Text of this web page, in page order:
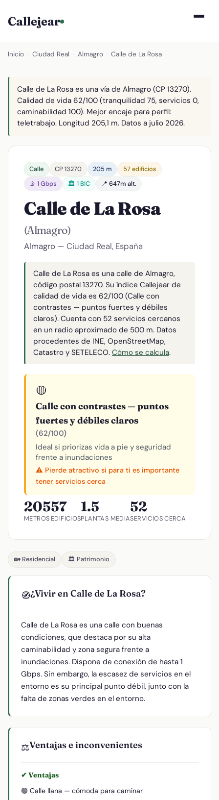
Callejear
Inicio Ciudad Real Almagro Calle de La Rosa
Calle de La Rosa es una vía de Almagro (CP 13270).
Calidad de vida 62/100 (tranquilidad 75, servicios 0,
caminabilidad 100). Mejor encaje para perfil:
teletrabajo. Longitud 205,1 m. Datos a julio 2026.
Calle CP 13270 205 m
57 edificios
📡 1 Gbps
🏛️ 1 BIC 📍 647m alt.
Calle de La Rosa
(Almagro)
Almagro — Ciudad Real, España
Calle de La Rosa es una calle de Almagro,
código postal 13270. Su índice Callejear de
calidad de vida es 62/100 (Calle con
contrastes — puntos fuertes y débiles
claros). Cuenta con 52 servicios cercanos
en un radio aproximado de 500 m. Datos
procedentes de INE, OpenStreetMap,
Catastro y SETELECO. Cómo se calcula.
🟡
Calle con contrastes — puntos
fuertes y débiles claros
(62/100)
Ideal si priorizas vida a pie y seguridad
frente a inundaciones
⚠️ Pierde atractivo si para ti es importante
tener servicios cerca
205
METROS
57
EDIFICIOS
1.5
PLANTAS MEDIA
52
SERVICIOS CERCA
🏡 Residencial 🏛️ Patrimonio
🧭¿Vivir en Calle de La Rosa?
Calle de La Rosa es una calle con buenas
condiciones, que destaca por su alta
caminabilidad y zona segura frente a
inundaciones. Dispone de conexión de hasta 1
Gbps. Sin embargo, la escasez de servicios en el
entorno es su principal punto débil, junto con la
falta de zonas verdes en el entorno.
⚖️Ventajas e inconvenientes
✔ Ventajas
🟢 Calle llana — cómoda para caminar